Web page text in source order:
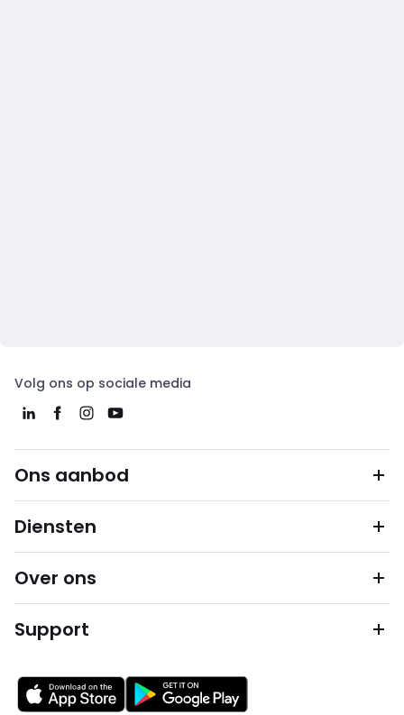
Volg ons op sociale media
Ons aanbod
Diensten
Over ons
Support